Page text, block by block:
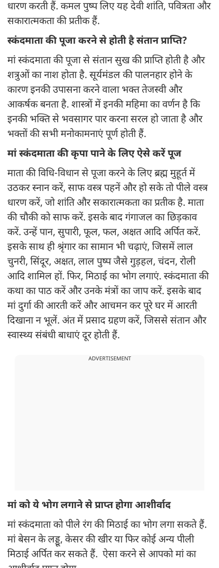
धारण करती हैं. कमल पुष्प लिए यह देवी शांति, पवित्रता और
सकारात्मकता की प्रतीक हैं.
स्कंदमाता की पूजा करने से होती है संतान प्राप्ति?
मां स्कंदमाता की पूजा से संतान सुख की प्राप्ति होती है और
शत्रुओं का नाश होता है. सूर्यमंडल की पालनहार होने के
कारण इनकी उपासना करने वाला भक्त तेजस्वी और
आकर्षक बनता है. शास्त्रों में इनकी महिमा का वर्णन है कि
इनकी भक्ति से भवसागर पार करना सरल हो जाता है और
भक्तों की सभी मनोकामनाएं पूर्ण होती हैं.
मां स्कंदमाता की कृपा पाने के लिए ऐसे करें पूज
माता की विधि-विधान से पूजा करने के लिए ब्रह्म मुहूर्त में
उठकर स्नान करें, साफ वस्त्र पहनें और हो सके तो पीले वस्त्र
धारण करें, जो शांति और सकारात्मकता का प्रतीक है. माता
की चौकी को साफ करें. इसके बाद गंगाजल का छिड़काव
करें. उन्हें पान, सुपारी, फूल, फल, अक्षत आदि अर्पित करें.
इसके साथ ही श्रृंगार का सामान भी चढ़ाएं, जिसमें लाल
चुनरी, सिंदूर, अक्षत, लाल पुष्प जैसे गुड़हल, चंदन, रोली
आदि शामिल हों. फिर, मिठाई का भोग लगाएं. स्कंदमाता की
कथा का पाठ करें और उनके मंत्रों का जाप करें. इसके बाद
मां दुर्गा की आरती करें और आचमन कर पूरे घर में आरती
दिखाना न भूलें. अंत में प्रसाद ग्रहण करें, जिससे संतान और
स्वास्थ्य संबंधी बाधाएं दूर होती हैं.
ADVERTISEMENT
मां को ये भोग लगाने से प्राप्त होगा आशीर्वाद
मां स्कंदमाता को पीले रंग की मिठाई का भोग लगा सकते हैं.
मां बेसन के लड्डू, केसर की खीर या फिर कोई अन्य पीली
मिठाई अर्पित कर सकते हैं. ऐसा करने से आपको मां का